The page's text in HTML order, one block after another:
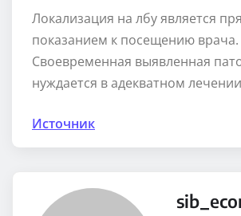
Локализация на лбу является
показанием к посещению врача.
Своевременная выявленная
нуждается в адекватном
Источник